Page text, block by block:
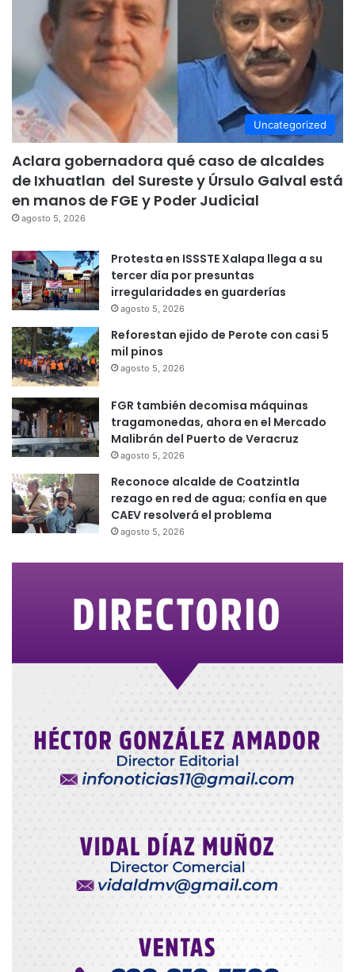
Uncategorized
Aclara gobernadora qué caso de alcaldes
de Ixhuatlan del Sureste y Úrsulo Galval está
en manos de FGE y Poder Judicial
agosto 5, 2026
Protesta en ISSSTE Xalapa llega a su
tercer día por presuntas
irregularidades en guarderías
agosto 5, 2026
Reforestan ejido de Perote con casi 5
mil pinos
agosto 5, 2026
FGR también decomisa máquinas
tragamonedas, ahora en el Mercado
Malibrán del Puerto de Veracruz
agosto 5, 2026
Reconoce alcalde de Coatzintla
rezago en red de agua; confía en que
CAEV resolverá el problema
agosto 5, 2026